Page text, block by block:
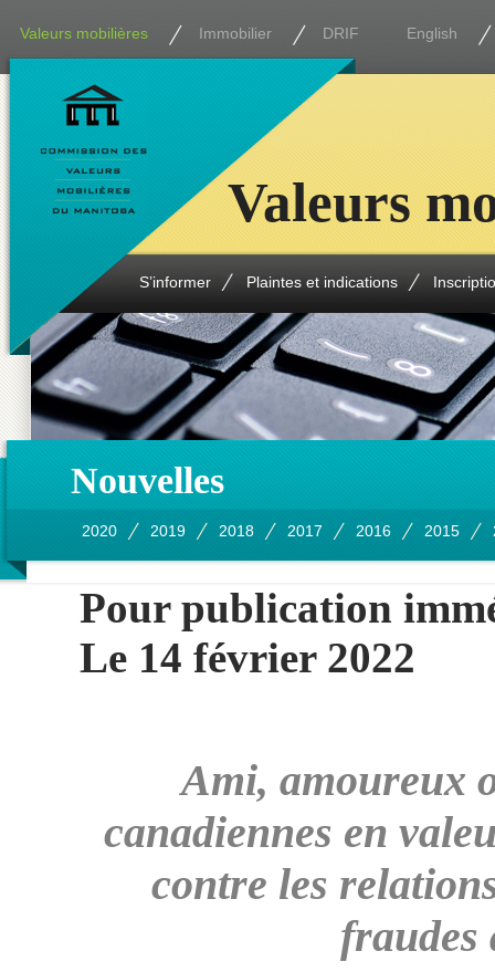
Valeurs mobilières Immobilier DRIF English
S’informer Plaintes et indications
Valeurs
Nouvelles
2020 2019 2018 2017 2016 2015
Pour publication
Le 14 février 2022
Ami, amoureux
canadiennes en
contre les
fraudes